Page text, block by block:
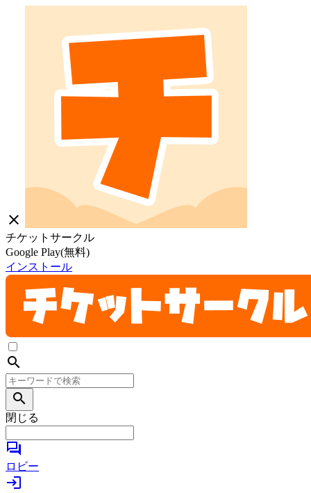
close
チケットサークル
Google Play(無料)
インストール
search
search
閉じる
forum
ロビー
login